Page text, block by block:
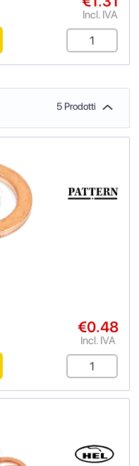
Incl. IVA
5 Prodotti
€0.48
Incl. IVA